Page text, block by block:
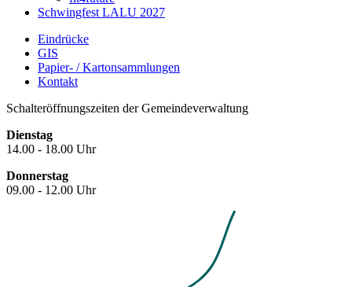
Schwingfest LALU 2027
Eindrücke
GIS
Papier- / Kartonsammlungen
Kontakt
Schalteröffnungszeiten der Gemeindeverwaltung
Dienstag
14.00 - 18.00 Uhr
Donnerstag
09.00 - 12.00 Uhr